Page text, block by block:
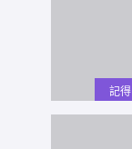
記得